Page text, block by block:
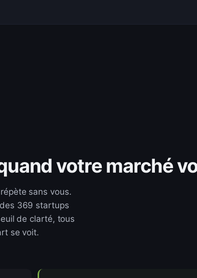
votre marché
sans vous.
369 startups
de clarté, tous
se voit.